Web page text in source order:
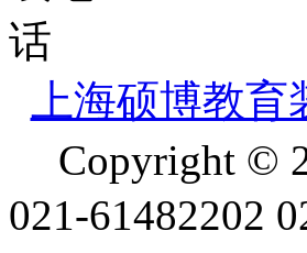
上海硕博教育
Copyright ©
021-61482202